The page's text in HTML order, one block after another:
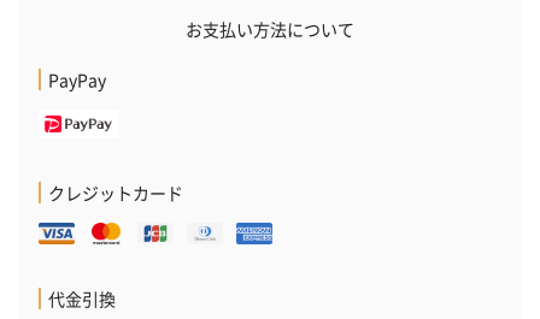
のオイル漬（981円）
お支払い方法について
PayPay
クレジットカード
代金引換